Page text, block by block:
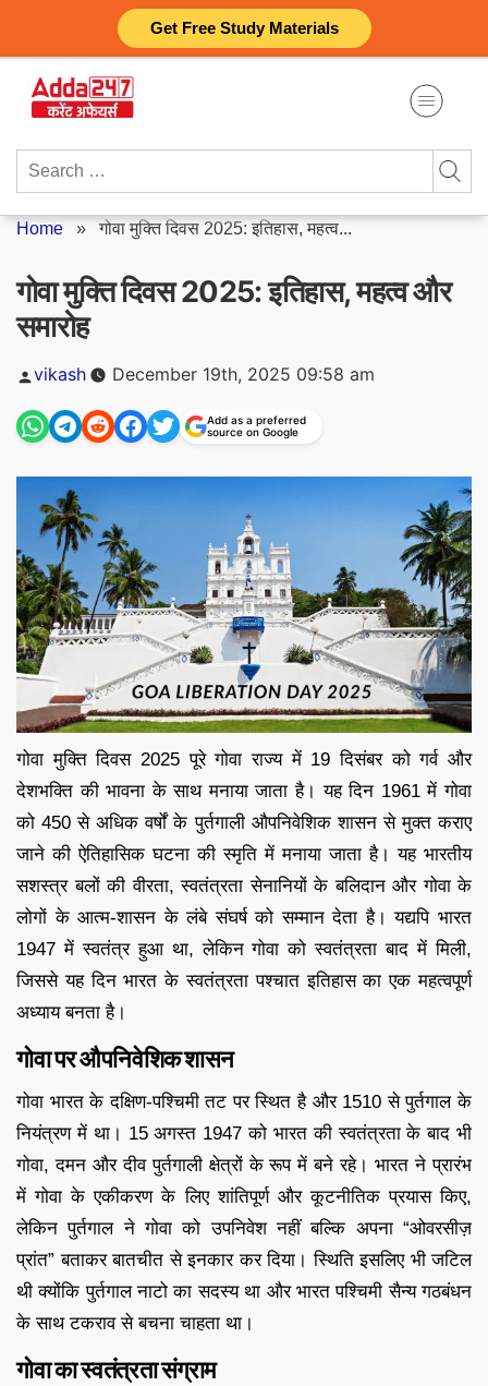
Get Free Study Materials
content
Search
Home »गोवा मुक्ति दिवस 2025: इतिहास, महत्व...
गोवा मुक्ति दिवस 2025: इतिहास, महत्व और
समारोह
Posted
vikash December 19th, 2025 09:58 am
Add as a preferred
source on Google
गोवा मुक्ति दिवस 2025 पूरे गोवा राज्य में 19 दिसंबर को गर्व और
देशभक्ति की भावना के साथ मनाया जाता है। यह दिन 1961 में गोवा
को 450 से अधिक वर्षों के पुर्तगाली औपनिवेशिक शासन से मुक्त कराए
जाने की ऐतिहासिक घटना की स्मृति में मनाया जाता है। यह भारतीय
सशस्त्र बलों की वीरता, स्वतंत्रता सेनानियों के बलिदान और गोवा के
लोगों के आत्म-शासन के लंबे संघर्ष को सम्मान देता है। यद्यपि भारत
1947 में स्वतंत्र हुआ था, लेकिन गोवा को स्वतंत्रता बाद में मिली,
जिससे यह दिन भारत के स्वतंत्रता पश्चात इतिहास का एक महत्वपूर्ण
अध्याय बनता है।
गोवा पर औपनिवेशिक शासन
गोवा भारत के दक्षिण-पश्चिमी तट पर स्थित है और 1510 से पुर्तगाल के
नियंत्रण में था। 15 अगस्त 1947 को भारत की स्वतंत्रता के बाद भी
गोवा, दमन और दीव पुर्तगाली क्षेत्रों के रूप में बने रहे। भारत ने प्रारंभ
में गोवा के एकीकरण के लिए शांतिपूर्ण और कूटनीतिक प्रयास किए,
लेकिन पुर्तगाल ने गोवा को उपनिवेश नहीं बल्कि अपना “ओवरसीज़
प्रांत” बताकर बातचीत से इनकार कर दिया। स्थिति इसलिए भी जटिल
थी क्योंकि पुर्तगाल नाटो का सदस्य था और भारत पश्चिमी सैन्य गठबंधन
के साथ टकराव से बचना चाहता था।
गोवा का स्वतंत्रता संग्राम